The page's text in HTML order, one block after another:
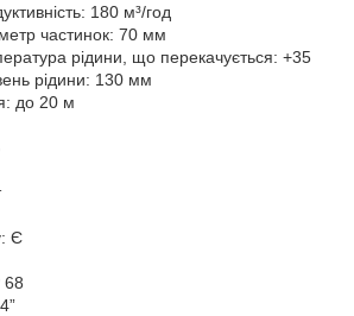
180 м³/год
частинок: 70 мм
рідини, що перекачується: +35
рідини: 130 мм
до 20 м
Є
68